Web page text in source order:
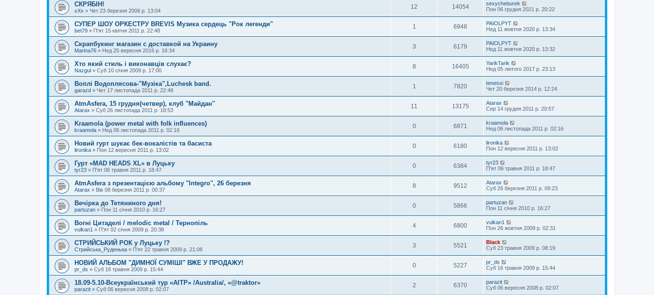
СКРЯБІН!
xXx » Чет 23 березня 2006 р. 13:04
12 14054
sexycheburek
Пон 06 грудня 2021 р. 20:22
СУПЕР ШОУ ОРКЕСТРУ BREVIS Музика сердець "Рок легенди"
bet79 » П'ят 15 квітня 2011 р. 22:48
1 6948
PAIOLPYT
Нед 11 жовтня 2020 р. 13:34
Скрапбукинг магазин с доставкой на Украину
Marina76 » Нед 25 вересня 2016 р. 16:34
3 6179
PAIOLPYT
Нед 11 жовтня 2020 р. 13:32
Хто який стиль і виконавців слухає?
Nazgul » Суб 10 січня 2009 р. 17:00
8 16405
YarikTarik
Нед 05 лютого 2017 р. 23:13
Воплі Водоплясова-"Музіка",Luchesk band.
garazd » Чет 17 листопада 2011 р. 22:48
1 7820
tenessi
Чет 20 березня 2014 р. 12:24
AtmAsfera, 15 грудня(четвер), клуб "Майдан"
Atarax » Суб 26 листопада 2011 р. 18:53
11 13175
Atarax
Сер 14 грудня 2011 р. 20:57
Kraamola (power metal with folk influences)
kraamola » Нед 06 листопада 2011 р. 02:16
0 6871
kraamola
Нед 06 листопада 2011 р. 02:16
Новий гурт шукає бек-вокалістів та басиста
lironika » Пон 12 вересня 2011 р. 13:02
0 6180
lironika
Пон 12 вересня 2011 р. 13:02
Гурт «MAD HEADS XL» в Луцьку
tyr23 » П'ят 06 травня 2011 р. 18:47
0 6384
tyr23
П'ят 06 травня 2011 р. 18:47
AtmAsfera з презентацією альбому "Integro", 26 березня
Atarax » Вів 08 березня 2011 р. 00:37
8 9512
Atarax
Суб 26 березня 2011 р. 09:23
Вечірка до Тетяниного дня!
partuzan » Пон 11 січня 2010 р. 16:27
0 5866
partuzan
Пон 11 січня 2010 р. 16:27
Вогні Цитаделі / melodic metal / Тернопіль
vulkan1 » П'ят 02 січня 2009 р. 20:38
4 6800
vulkan1
Пон 26 жовтня 2009 р. 02:31
СТРИЙСЬКИЙ РОК у Луцьку !?
Стрийська_Руденька » П'ят 22 травня 2009 р. 21:08
3 5521
Black
Суб 23 травня 2009 р. 08:19
НОВИЙ АЛЬБОМ "ДИМНОЇ СУМІШІ" ВЖЕ У ПРОДАЖУ!
pr_ds » Суб 16 травня 2009 р. 15:44
0 5227
pr_ds
Суб 16 травня 2009 р. 15:44
18.09-5.10-Всеукраїнський тур «AITP» /Australia/, «@traktor»
parazit » Суб 06 вересня 2008 р. 02:07
2 6370
parazit
Суб 06 вересня 2008 р. 02:07